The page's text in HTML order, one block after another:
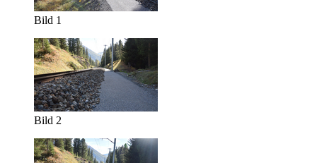
Bild 1
Bild 2